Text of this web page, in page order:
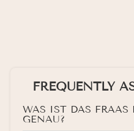
FREQUENTLY
WAS IST DAS
GENAU?